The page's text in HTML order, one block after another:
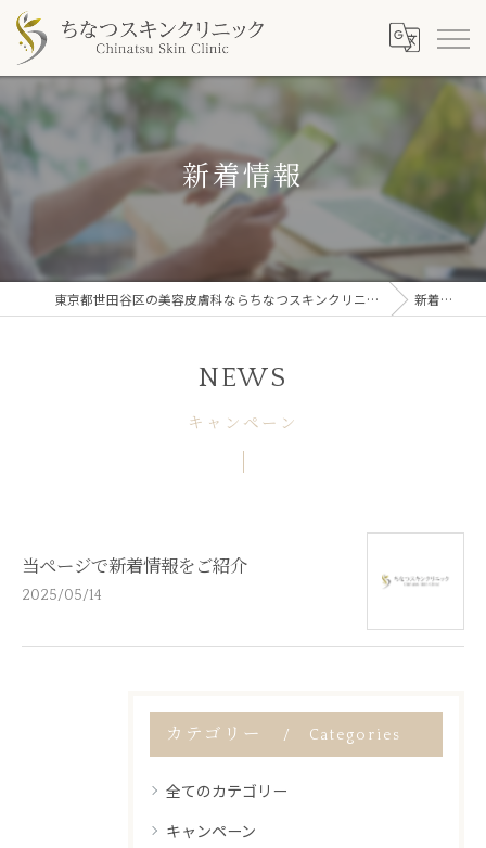
新着情報
東京都世田谷区の美容皮膚科ならちなつスキンクリニック 新着情報
NEWS
キャンペーン
当ページで新着情報をご紹介
2025/05/14
カテゴリー Categories
全てのカテゴリー
キャンペーン